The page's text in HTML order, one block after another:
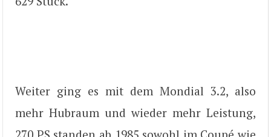
Weiter ging es mit dem Mondial 3.2, also
mehr Hubraum und wieder mehr Leistung,